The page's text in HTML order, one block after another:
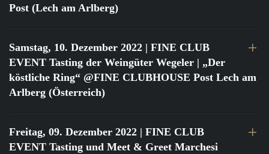
Post (Lech am Arlberg)
Samstag, 10. Dezember 2022 | FINE CLUB
EVENT Tasting der Weingüter Wegeler | „Der
köstliche Ring“ @FINE CLUBHOUSE Post Lech am
Arlberg (Österreich)
Freitag, 09. Dezember 2022 | FINE CLUB
EVENT Tasting und Meet & Greet Marchesi